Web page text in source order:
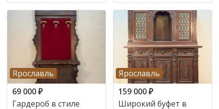
Ярославль
69 000₽
Гардероб в стиле
Ярославль
159 000₽
Широкий буфет в